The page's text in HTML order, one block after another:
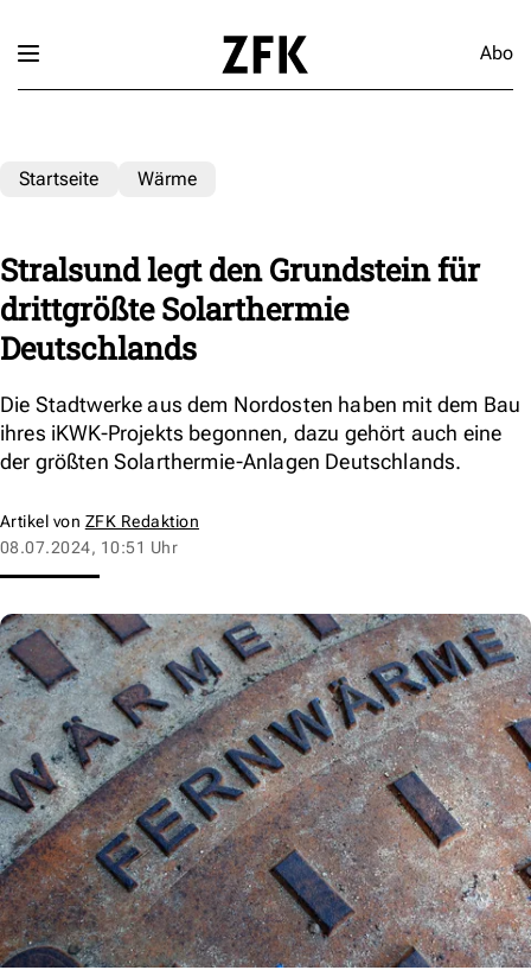
Abo
Startseite Wärme
Stralsund legt den Grundstein für
drittgrößte Solarthermie
Deutschlands
Die Stadtwerke aus dem Nordosten haben mit dem Bau
ihres iKWK-Projekts begonnen, dazu gehört auch eine
der größten Solarthermie-Anlagen Deutschlands.
Artikel von ZFK Redaktion
08.07.2024, 10:51 Uhr